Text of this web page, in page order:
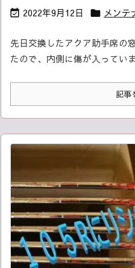
 2022年9月12日  メンテ
先日交換したアクア助手席の
たので、内側に傷が入っていま
記事